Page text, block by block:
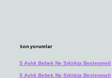
Son yorumlar
5 Aylık Bebek Ne Sıklıkta Beslenmeli
5 Aylık Bebek Ne Sıklıkta Beslenmeli